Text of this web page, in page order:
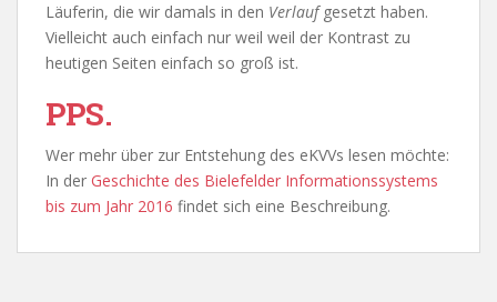
Läuferin, die wir damals in den Verlauf gesetzt haben.
Vielleicht auch einfach nur weil weil der Kontrast zu
heutigen Seiten einfach so groß ist.
PPS.
Wer mehr über zur Entstehung des eKVVs lesen möchte:
In der Geschichte des Bielefelder Informationssystems
bis zum Jahr 2016 findet sich eine Beschreibung.